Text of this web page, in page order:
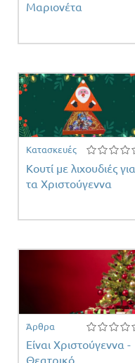
Μαριονέτα
Κατασκευές
Κουτί με λιχουδιές για
τα Χριστούγεννα
Άρθρα
Είναι Χριστούγεννα -
Θεατρικό